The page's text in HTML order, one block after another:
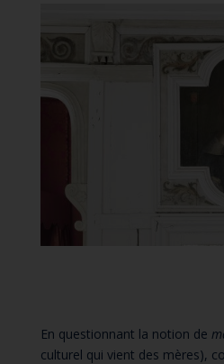
En questionnant la notion de
culturel qui vient des mères),